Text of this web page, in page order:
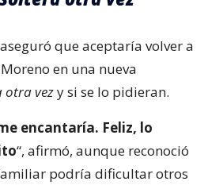
que aceptaría volver a
en una nueva
otra vezy si se lo pidieran.
encantaría. Feliz, lo
“, afirmó, aunque reconoció
podría dificultar otros